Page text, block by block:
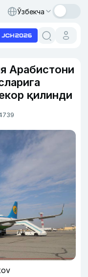
Ўзбекча
Арабистони
қилинди